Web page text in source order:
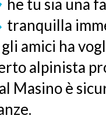
he tu sia una
tranquilla
amici ha
alpinista
Masino è